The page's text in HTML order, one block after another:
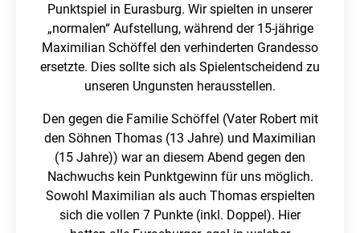
Punktspiel in Eurasburg. Wir spielten in unserer
„normalen“ Aufstellung, während der 15-jährige
Maximilian Schöffel den verhinderten Grandesso
ersetzte. Dies sollte sich als Spielentscheidend zu
unseren Ungunsten herausstellen.
Den gegen die Familie Schöffel (Vater Robert mit
den Söhnen Thomas (13 Jahre) und Maximilian
(15 Jahre)) war an diesem Abend gegen den
Nachwuchs kein Punktgewinn für uns möglich.
Sowohl Maximilian als auch Thomas erspielten
sich die vollen 7 Punkte (inkl. Doppel). Hier